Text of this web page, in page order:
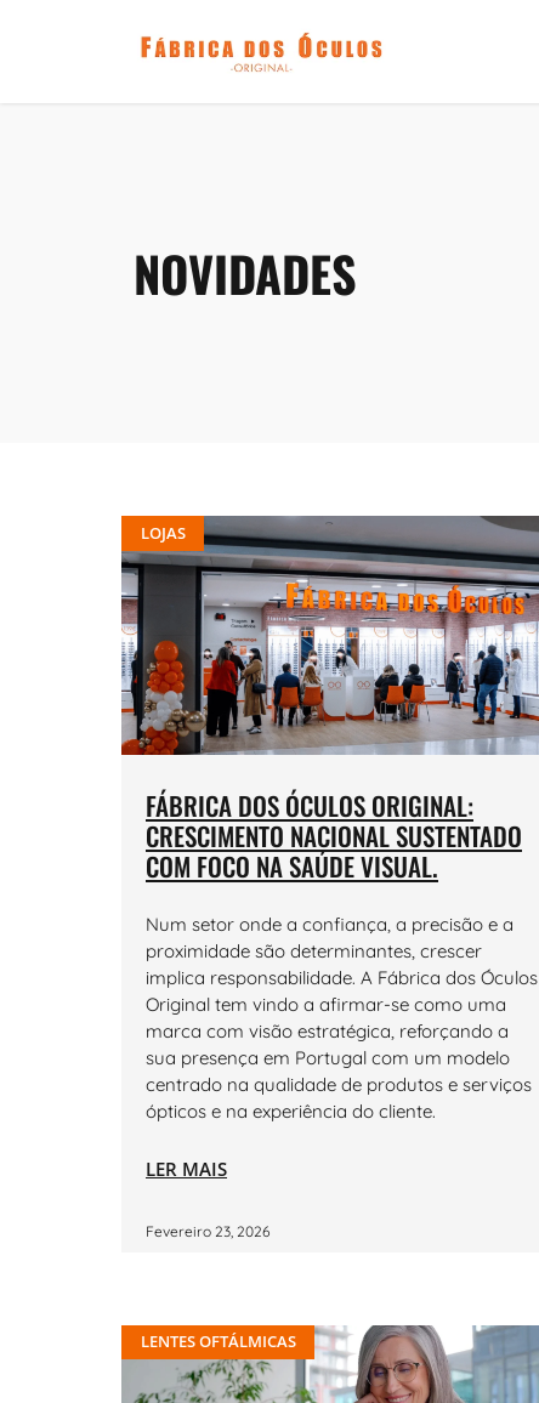
NOVIDADES
LOJAS
FÁBRICA DOS ÓCULOS ORIGINAL:
CRESCIMENTO NACIONAL SUSTENTADO
COM FOCO NA SAÚDE VISUAL.
Num setor onde a confiança, a precisão e a
proximidade são determinantes, crescer
implica responsabilidade. A Fábrica dos Óculos
Original tem vindo a afirmar-se como uma
marca com visão estratégica, reforçando a
sua presença em Portugal com um modelo
centrado na qualidade de produtos e serviços
ópticos e na experiência do cliente.
LER MAIS
Fevereiro 23, 2026
LENTES OFTÁLMICAS